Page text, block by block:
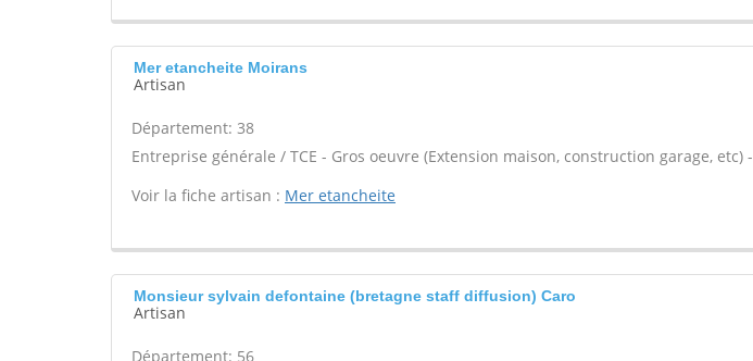
Mer etancheite Moirans
Artisan
Département: 38
Entreprise générale / TCE - Gros oeuvre (Extension maison, construction garage, etc) -
Voir la fiche artisan : Mer etancheite
Monsieur sylvain defontaine (bretagne staff diffusion) Caro
Artisan
Département: 56